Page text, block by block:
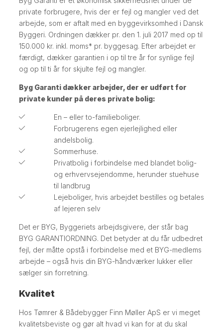
private forbrugere, hvis der er fejl og mangler ved det
arbejde, som er aftalt med en byggevirksomhed i Dansk
Byggeri. Ordningen dækker pr. den 1. juli 2017 med op til
150.000 kr. inkl. moms* pr. byggesag. Efter arbejdet er
færdigt, dækker garantien i op til tre år for synlige fejl
og op til ti år for skjulte fejl og mangler.
Byg Garanti dækker arbejder, der er udført for
private kunder på deres private bolig:
En – eller to-familieboliger.
Forbrugerens egen ejerlejlighed eller
andelsbolig.
Sommerhuse.
Privatbolig i forbindelse med blandet bolig-
og erhvervsejendomme, herunder stuehuse
til landbrug
Lejeboliger, hvis arbejdet bestilles og betales
af lejeren selv
Det er BYG, Byggeriets arbejdsgivere, der står bag
BYG GARANTIORDNING. Det betyder at du får udbedret
fejl, der måtte opstå i forbindelse med et BYG-medlems
arbejde – også hvis din BYG-håndværker lukker eller
sælger sin forretning.
Kvalitet
Hos Tømrer & Bådebygger Finn Møller ApS er vi meget
kvalitetsbeviste og gør alt hvad vi kan for at du skal